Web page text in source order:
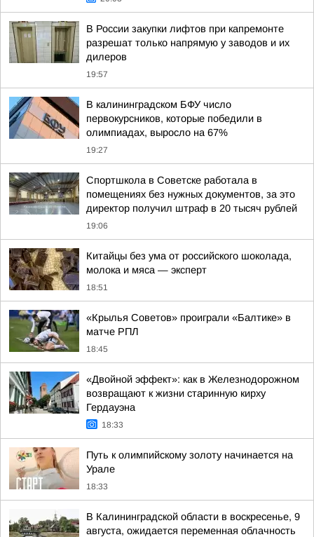
В России закупки лифтов при капремонте
разрешат только напрямую у заводов и их
дилеров
19:57
В калининградском БФУ число
первокурсников, которые победили в
олимпиадах, выросло на 67%
19:27
Спортшкола в Советске работала в
помещениях без нужных документов, за это
директор получил штраф в 20 тысяч рублей
19:06
Китайцы без ума от российского шоколада,
молока и мяса — эксперт
18:51
«Крылья Советов» проиграли «Балтике» в
матче РПЛ
18:45
«Двойной эффект»: как в Железнодорожном
возвращают к жизни старинную кирху
Гердауэна
18:33
Путь к олимпийскому золоту начинается на
Урале
18:33
В Калининградской области в воскресенье, 9
августа, ожидается переменная облачность